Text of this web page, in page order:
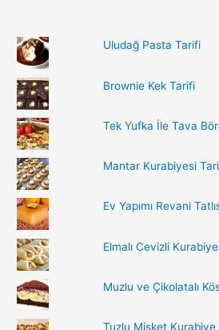
c
h
f
o
r
:
Uludağ Pasta Tarifi
Brownie Kek Tarifi
Tek Yufka İle Tava
Mantar Kurabiyesi
Ev Yapımı Revani
Elmalı Cevizli
Muzlu ve Çikolatalı
Tuzlu Misket Kurabiye